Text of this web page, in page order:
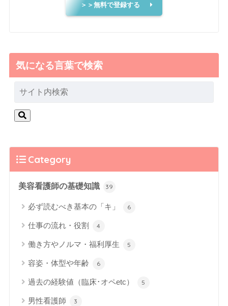
＞＞無料で登録する
気になる言葉で検索
Category
美容看護師の基礎知識 39
必ず読むべき基本の「キ」 6
仕事の流れ・役割 4
働き方やノルマ・福利厚生 5
容姿・体型や年齢 6
過去の経験値（臨床･オペetc） 5
男性看護師 3